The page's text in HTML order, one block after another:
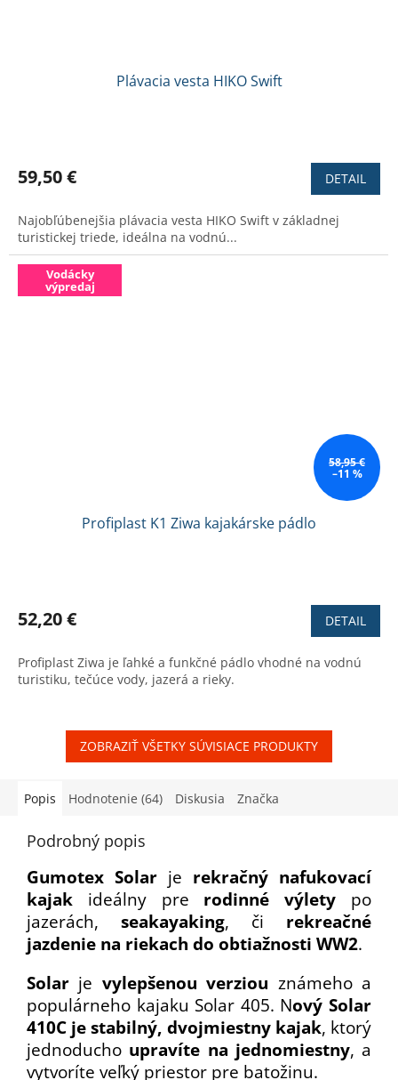
Plávacia vesta HIKO Swift
produktu
z
5
hviezdičiek.
59,50 € DETAIL
Najobľúbenejšia plávacia vesta HIKO Swift v základnej
turistickej triede, ideálna na vodnú...
Vodácky
výpredaj
58,95 €
–11 %
Profiplast K1 Ziwa kajakárske pádlo
produktu
z
5
52,20 € DETAIL
Profiplast Ziwa je ľahké a funkčné pádlo vhodné na vodnú
turistiku, tečúce vody, jazerá a rieky.
ZOBRAZIŤ VŠETKY SÚVISIACE PRODUKTY
Popis Hodnotenie (64) Diskusia Značka
Podrobný popis
Gumotex Solar je rekračný nafukovací
kajak ideálny pre rodinné výlety po
jazerách, seakayaking, či rekreačné
jazdenie na riekach do obtiažnosti WW2.
Solar je vylepšenou verziou známeho a
populárneho kajaku Solar 405. Nový Solar
410C je stabilný, dvojmiestny kajak, ktorý
jednoducho upravíte na jednomiestny, a
vytvoríte veľký priestor pre batožinu.